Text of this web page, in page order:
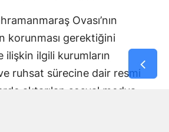
Ovası’nın
korunması gerektiğini
ilişkin ilgili kurumların
ruhsat sürecine dair resmi
aktarılan sosyal medya